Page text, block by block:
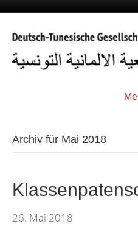
Archiv für Mai 2018
26. Mai 2018